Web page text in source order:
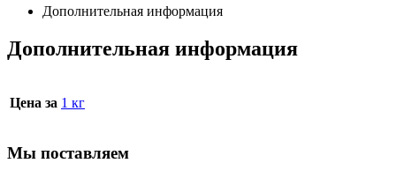
Дополнительная информация
Дополнительная информация
Цена за 1 кг
Мы поставляем